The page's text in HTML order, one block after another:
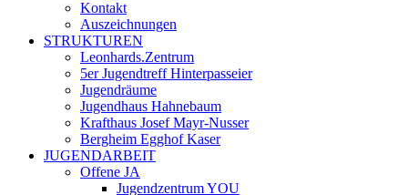
Kontakt
Auszeichnungen
STRUKTUREN
Leonhards.Zentrum
5er Jugendtreff Hinterpasseier
Jugendräume
Jugendhaus Hahnebaum
Krafthaus Josef Mayr-Nusser
Bergheim Egghof Kaser
JUGENDARBEIT
Offene JA
Jugendzentrum YOU